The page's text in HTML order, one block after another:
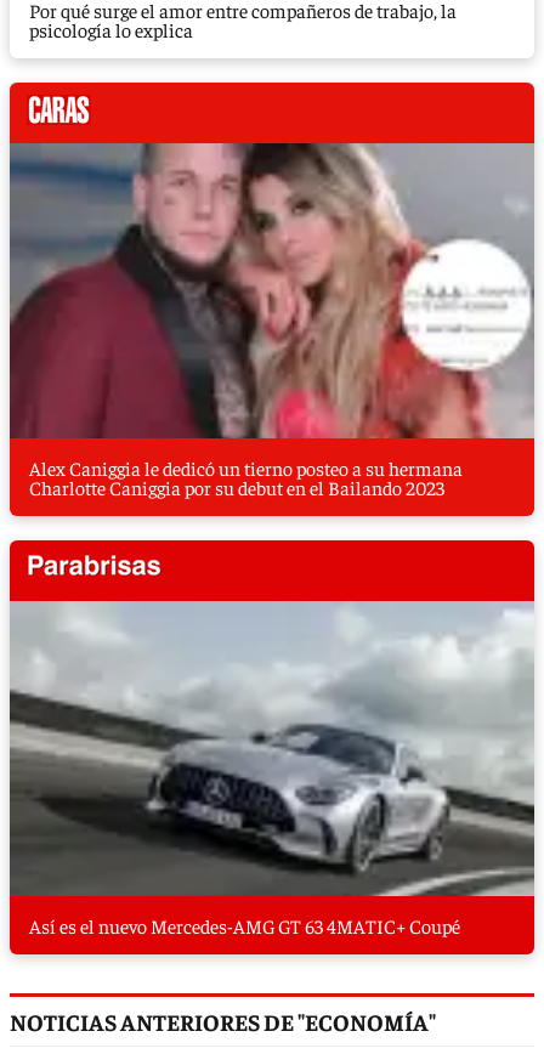
Por qué surge el amor entre compañeros de trabajo, la
psicología lo explica
Alex Caniggia le dedicó un tierno posteo a su hermana
Charlotte Caniggia por su debut en el Bailando 2023
Así es el nuevo Mercedes-AMG GT 63 4MATIC+ Coupé
NOTICIAS ANTERIORES DE "ECONOMÍA"